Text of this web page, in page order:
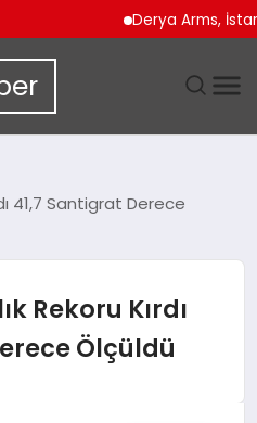
Derya Arms, İstanbul
41,7 Santigrat Derece
Rekoru Kırdı
Ölçüldü